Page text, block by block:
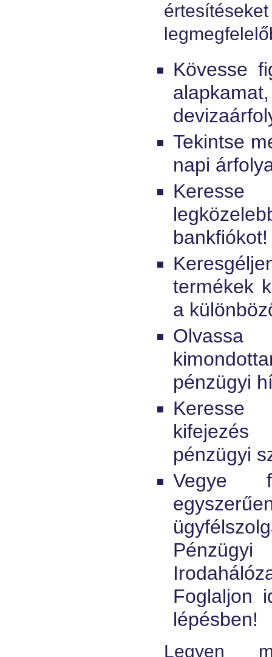
Kövesse
Tekintse
napi
bankfiókot!
termékek
a
pénzügyi
pénzügyi
Vegye
Pénzügyi
Foglaljon
lépésben!
Legyen